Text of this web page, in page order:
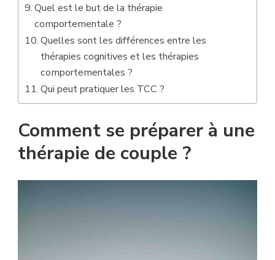
Quel est le but de la thérapie
comportementale ?
Quelles sont les différences entre les
thérapies cognitives et les thérapies
comportementales ?
Qui peut pratiquer les TCC ?
Comment se préparer à une
thérapie de couple ?